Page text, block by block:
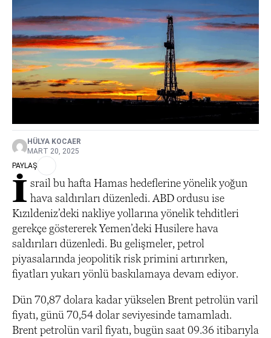
HÜLYA KOCAER
MART 20, 2025
PAYLAŞ
İ srail bu hafta Hamas hedeflerine yönelik yoğun
hava saldırıları düzenledi. ABD ordusu ise
Kızıldeniz’deki nakliye yollarına yönelik tehditleri
gerekçe göstererek Yemen’deki Husilere hava
saldırıları düzenledi. Bu gelişmeler, petrol
piyasalarında jeopolitik risk primini artırırken,
fiyatları yukarı yönlü baskılamaya devam ediyor.
Dün 70,87 dolara kadar yükselen Brent petrolün varil
fiyatı, günü 70,54 dolar seviyesinde tamamladı.
Brent petrolün varil fiyatı, bugün saat 09.36 itibarıyla